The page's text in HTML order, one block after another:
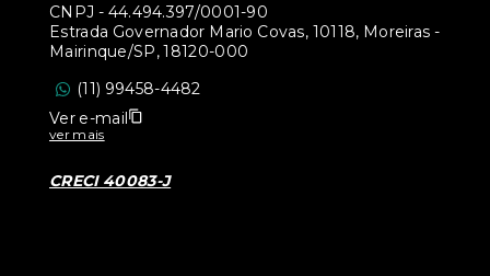
CNPJ - 44.494.397/0001-90
Estrada Governador Mario Covas, 10118, Moreiras -
Mairinque/SP, 18120-000
(11) 99458-4482
Ver e-mail
ver mais
CRECI 40083-J